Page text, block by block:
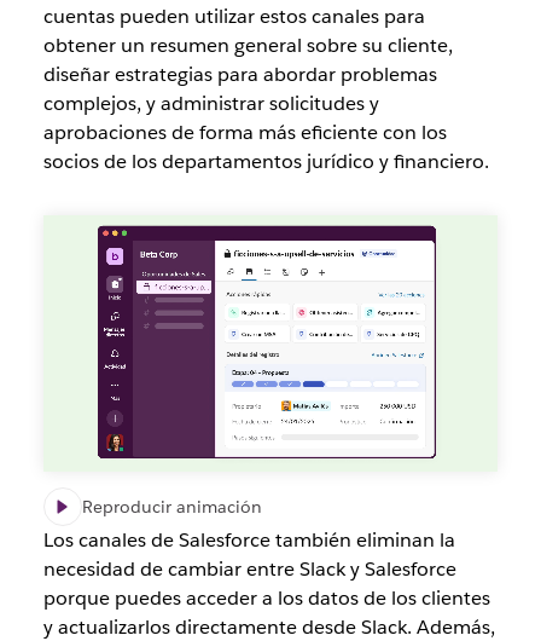
cuentas pueden utilizar estos canales para
obtener un resumen general sobre su cliente,
diseñar estrategias para abordar problemas
complejos, y administrar solicitudes y
aprobaciones de forma más eficiente con los
socios de los departamentos jurídico y financiero.
Reproducir animación
Los canales de Salesforce también eliminan la
necesidad de cambiar entre Slack y Salesforce
porque puedes acceder a los datos de los clientes
y actualizarlos directamente desde Slack. Además,